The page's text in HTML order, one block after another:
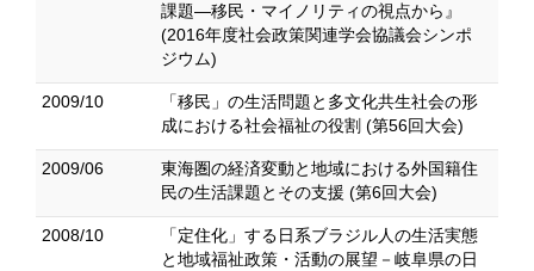
課題―移民・マイノリティの視点から』
(2016年度社会政策関連学会協議会シンポ
ジウム)
2009/10
「移民」の生活問題と多文化共生社会の形
成における社会福祉の役割 (第56回大会)
2009/06
東海圏の経済変動と地域における外国籍住
民の生活課題とその支援 (第6回大会)
2008/10
「定住化」する日系ブラジル人の生活実態
と地域福祉政策・活動の展望－岐阜県の日